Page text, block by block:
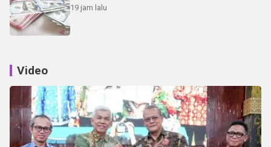
19 jam lalu
Video